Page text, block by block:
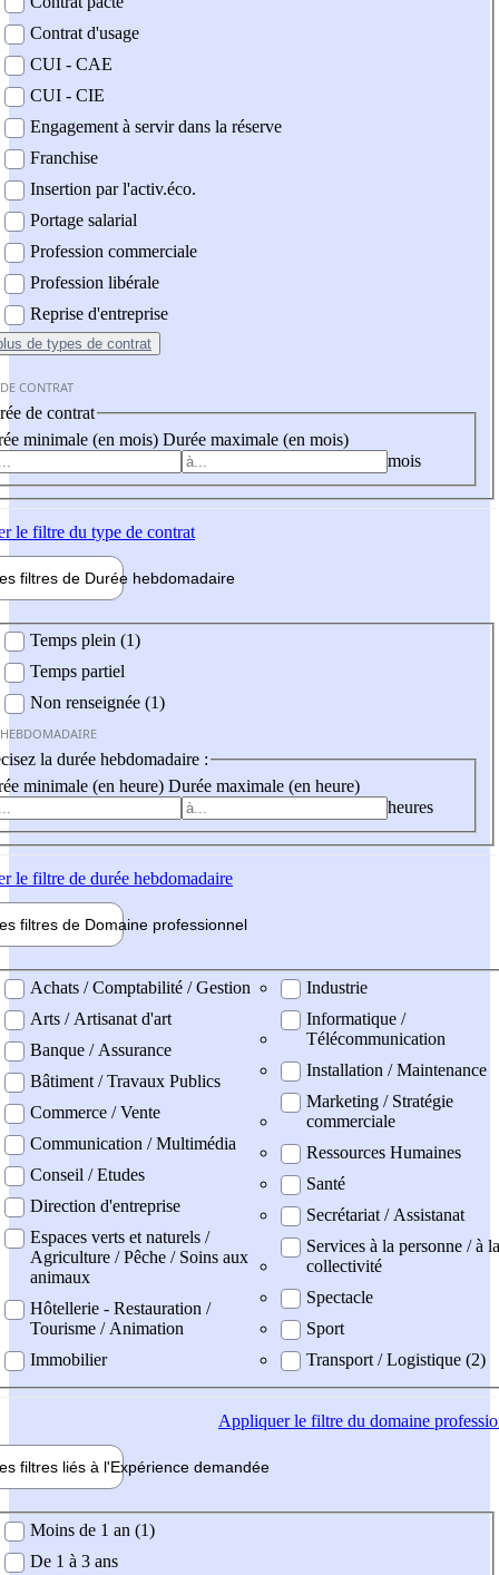
Contrat d'usage
CUI - CAE
CUI - CIE
Engagement à servir dans la réserve
Franchise
Insertion par l'activ.éco.
Portage salarial
Profession commerciale
Profession libérale
Reprise d'entreprise
de types de contrat
CONTRAT
de contrat
minimale (en mois) Durée maximale (en mois)
mois
le filtre du type de contrat
filtres de Durée hebdomadaire
Temps plein (1)
Temps partiel
Non renseignée (1)
la durée hebdomadaire :
minimale (en heure) Durée maximale (en heure)
heures
le filtre de durée hebdomadaire
filtres de Domaine professionnel
professionel
Achats / Comptabilité / Gestion
Arts / Artisanat d'art
Banque / Assurance
Bâtiment / Travaux Publics
Commerce / Vente
Communication / Multimédia
Conseil / Etudes
Direction d'entreprise
Espaces verts et naturels /
Agriculture / Pêche / Soins aux
animaux
Hôtellerie - Restauration /
Tourisme / Animation
Immobilier
Industrie
Informatique /
Télécommunication
Installation / Maintenance
Marketing / Stratégie
commerciale
Ressources Humaines
Santé
Secrétariat / Assistanat
Services à la personne / à la
collectivité
Spectacle
Sport
Transport / Logistique (2)
Appliquerle filtre du domaine
filtres liés à l'Expérience demandée
demandée
Moins de 1 an (1)
De 1 à 3 ans